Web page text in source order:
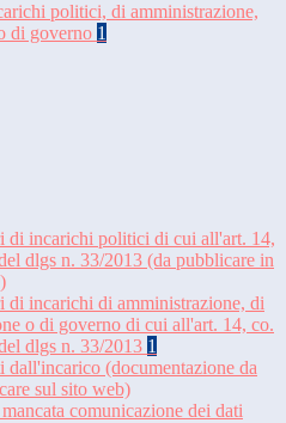
politici, di amministrazione,
di governo 1
di incarichi politici di cui all'art. 14,
dlgs n. 33/2013 (da pubblicare in
di incarichi di amministrazione, di
o di governo di cui all'art. 14, co.
dlgs n. 33/2013 1
dall'incarico (documentazione da
sul sito web)
comunicazione dei dati